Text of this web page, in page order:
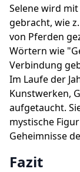
Selene wird
gebracht, wie
von Pferden
Wörtern wie
Verbindung
Im Laufe der
Kunstwerken,
aufgetaucht.
mystische
Geheimnisse
Fazit